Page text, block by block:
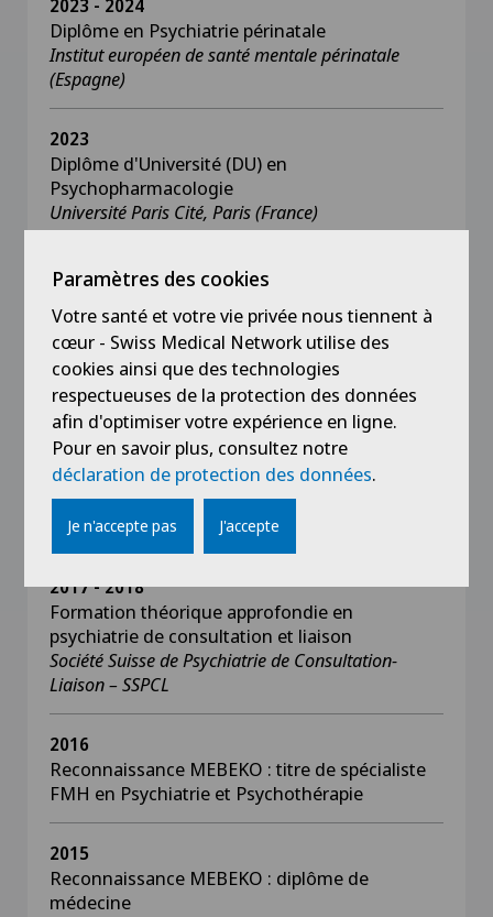
2023 - 2024
Diplôme en Psychiatrie périnatale
Institut européen de santé mentale périnatale
(Espagne)
2023
Diplôme d'Université (DU) en
Psychopharmacologie
Université Paris Cité, Paris (France)
2022
psychothérapie cognitivo-comportementale
Université de Genève, Genève
2020 - 2021
Formation théorique approfondie en
psychiatrie et psychothérapie de la personne
âgée
Société Suisse de Psychiatrie et Psychothérapie de
la Personne âgée - SPPA
2017 - 2018
Formation théorique approfondie en
psychiatrie de consultation et liaison
Société Suisse de Psychiatrie de Consultation-
Liaison – SSPCL
2016
Reconnaissance MEBEKO : titre de spécialiste
FMH en Psychiatrie et Psychothérapie
2015
Reconnaissance MEBEKO : diplôme de
médecine
Paramètres des cookies
Votre santé et votre vie privée nous tiennent à
cœur - Swiss Medical Network utilise des
cookies ainsi que des technologies
respectueuses de la protection des données
afin d'optimiser votre expérience en ligne.
Pour en savoir plus, consultez notre
déclaration de protection des données.
Je n'accepte pas J'accepte